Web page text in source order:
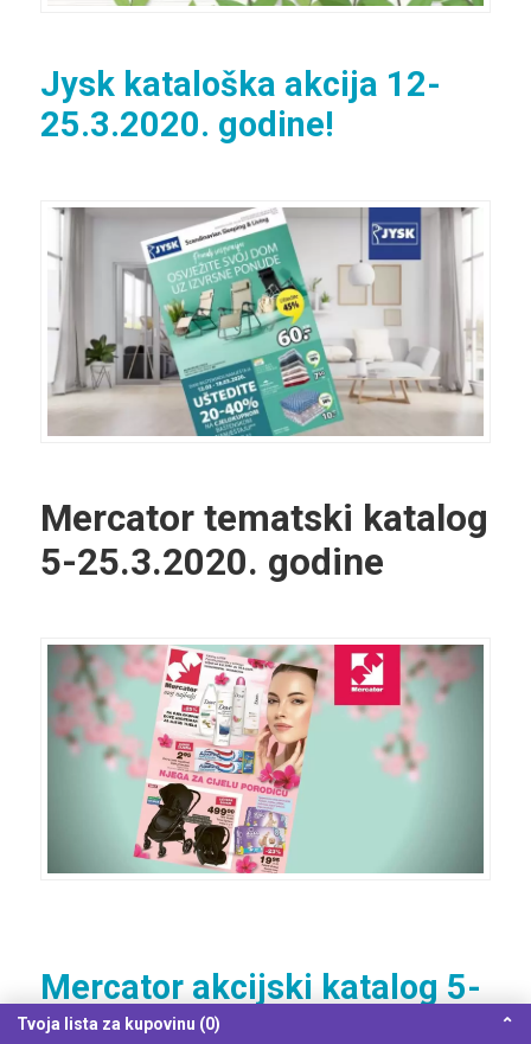
Jysk kataloška akcija 12-
25.3.2020. godine!
Mercator tematski katalog
5-25.3.2020. godine
Mercator akcijski katalog 5-
29.3.2020. godine
Tvoja lista za kupovinu (0) ⌃